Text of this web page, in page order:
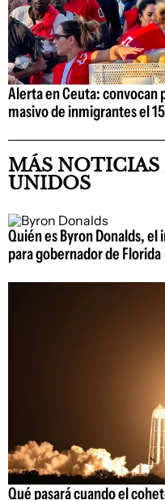
Alerta en Ceuta: convocan
masivo de inmigrantes el
MÁS NOTICIAS
UNIDOS
Quién es Byron Donalds,
para gobernador de Florida
Qué pasará cuando el